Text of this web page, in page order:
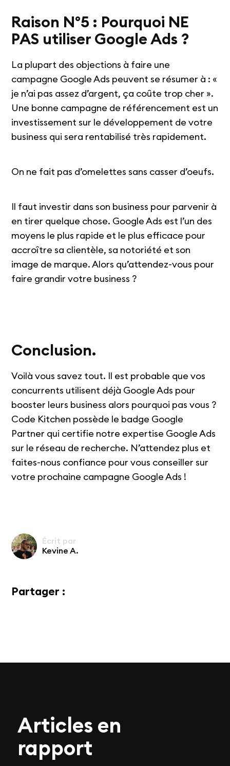
Raison N°5 : Pourquoi NE
PAS utiliser Google Ads ?
La plupart des objections à faire une
campagne Google Ads peuvent se résumer à : «
je n’ai pas assez d’argent, ça coûte trop cher ».
Une bonne campagne de référencement est un
investissement sur le développement de votre
business qui sera rentabilisé très rapidement.
On ne fait pas d’omelettes sans casser d’oeufs.
Il faut investir dans son business pour parvenir à
en tirer quelque chose. Google Ads est l’un des
moyens le plus rapide et le plus efficace pour
accroître sa clientèle, sa notoriété et son
image de marque. Alors qu’attendez-vous pour
faire grandir votre business ?
Conclusion.
Voilà vous savez tout. Il est probable que vos
concurrents utilisent déjà Google Ads pour
booster leurs business alors pourquoi pas vous ?
Code Kitchen possède le badge Google
Partner qui certifie notre expertise Google Ads
sur le réseau de recherche. N’attendez plus et
faites-nous confiance pour vous conseiller sur
votre prochaine campagne Google Ads !
Écrit par
Kevine A.
Partager :
Articles en
rapport